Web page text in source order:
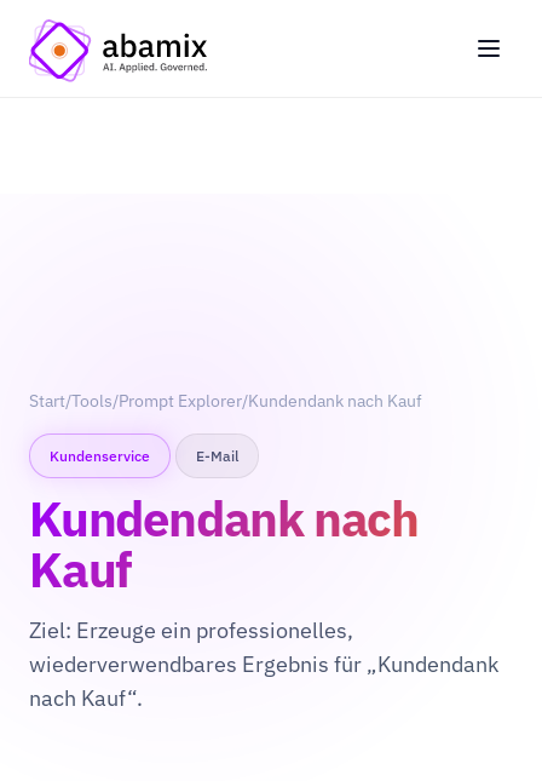
Start/Tools/Prompt Explorer/Kundendank nach Kauf
Kundenservice E-Mail
Kundendank nach
Kauf
Ziel: Erzeuge ein professionelles,
wiederverwendbares Ergebnis für „Kundendank
nach Kauf“.